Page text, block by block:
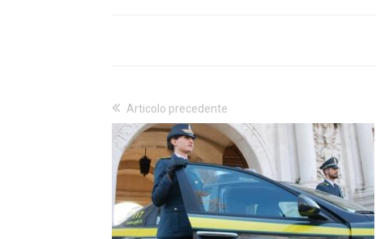
Articolo precedente